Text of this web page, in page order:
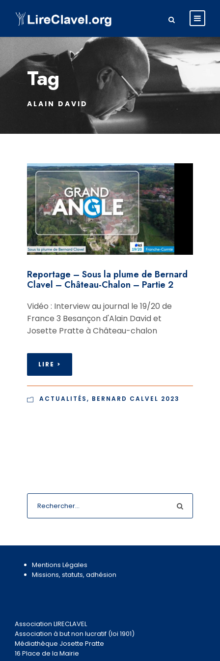
Tag
ALAIN DAVID
Reportage – Sous la plume de Bernard
Clavel – Château-Chalon – Partie 2
Vidéo : Interview au journal le 19/20 de
France 3 Besançon d'Alain David et
Josette Pratte à Château-chalon
LIRE >
ACTUALITÉS, BERNARD CALVEL 2023
Mentions Légales
Missions, statuts, adhésion
Association LIRECLAVEL
Association à but non lucratif (loi 1901)
Médiathèque Josette Pratte
16 Place de la Mairie